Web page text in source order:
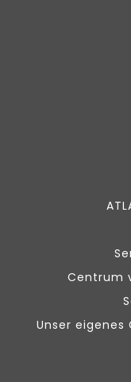
Centrum
Unser eigenes